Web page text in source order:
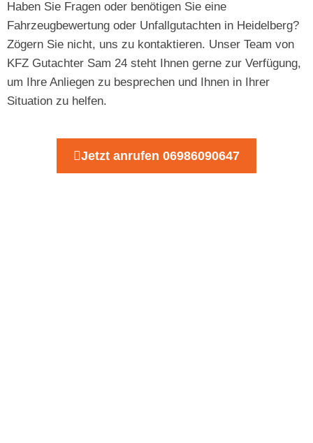
Haben Sie Fragen oder benötigen Sie eine
Fahrzeugbewertung oder Unfallgutachten in Heidelberg?
Zögern Sie nicht, uns zu kontaktieren. Unser Team von
KFZ Gutachter Sam 24 steht Ihnen gerne zur Verfügung,
um Ihre Anliegen zu besprechen und Ihnen in Ihrer
Situation zu helfen.
Jetzt anrufen 06986090647